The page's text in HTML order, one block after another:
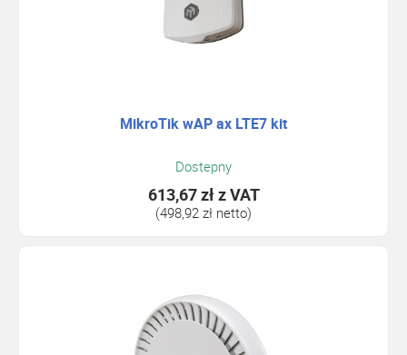
MikroTik wAP ax LTE7 kit
Dostepny
613,67 złz VAT
(498,92 zł netto)